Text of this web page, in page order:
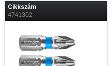
Cikkszám
4741302